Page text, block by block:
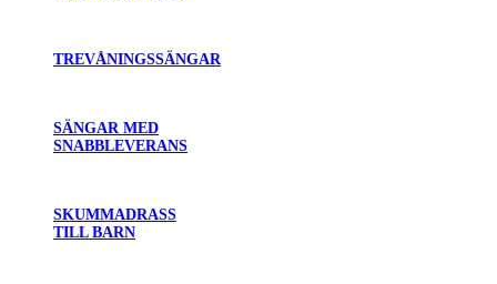
TREVÅNINGSSÄNGAR
SÄNGAR MED
SNABBLEVERANS
SKUMMADRASS
TILL BARN